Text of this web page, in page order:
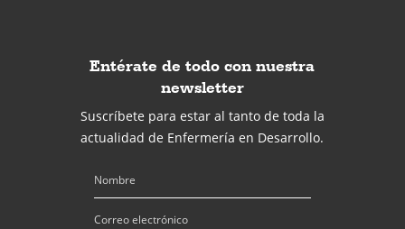
Entérate de todo con nuestra
newsletter
Suscríbete para estar al tanto de toda la
actualidad de Enfermería en Desarrollo.